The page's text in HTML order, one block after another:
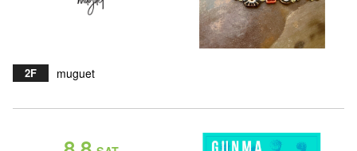
2F muguet
高崎オ